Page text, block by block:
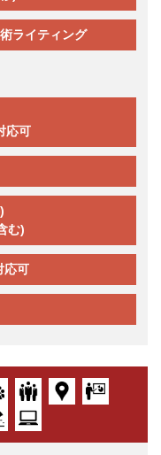
ライティング
応可
む)
応可